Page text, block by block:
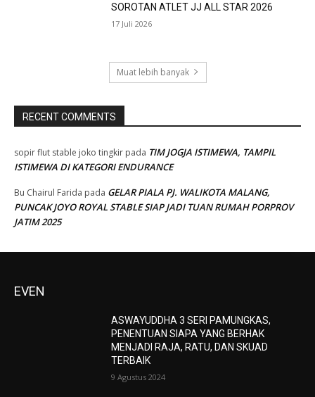
SOROTAN ATLET JJ ALL STAR 2026
17 Juli 2026
Muat lebih banyak
RECENT COMMENTS
sopir flut stable joko tingkir pada TIM JOGJA ISTIMEWA, TAMPIL
ISTIMEWA DI KATEGORI ENDURANCE
Bu Chairul Farida pada GELAR PIALA PJ. WALIKOTA MALANG,
PUNCAK JOYO ROYAL STABLE SIAP JADI TUAN RUMAH PORPROV
JATIM 2025
EVEN
ASWAYUDDHA 3 SERI PAMUNGKAS,
PENENTUAN SIAPA YANG BERHAK
MENJADI RAJA, RATU, DAN SKUAD
TERBAIK
9 Agustus 2024